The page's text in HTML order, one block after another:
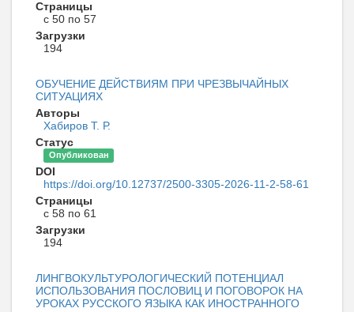
Страницы
с 50 по 57
Загрузки
194
ОБУЧЕНИЕ ДЕЙСТВИЯМ ПРИ ЧРЕЗВЫЧАЙНЫХ
СИТУАЦИЯХ
Авторы
Хабиров Т. Р.
Статус
Опубликован
DOI
https://doi.org/10.12737/2500-3305-2026-11-2-58-61
Страницы
с 58 по 61
Загрузки
194
ЛИНГВОКУЛЬТУРОЛОГИЧЕСКИЙ ПОТЕНЦИАЛ
ИСПОЛЬЗОВАНИЯ ПОСЛОВИЦ И ПОГОВОРОК НА
УРОКАХ РУССКОГО ЯЗЫКА КАК ИНОСТРАННОГО